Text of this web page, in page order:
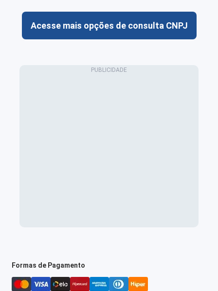
Acesse mais opções de consulta CNPJ
Formas de Pagamento